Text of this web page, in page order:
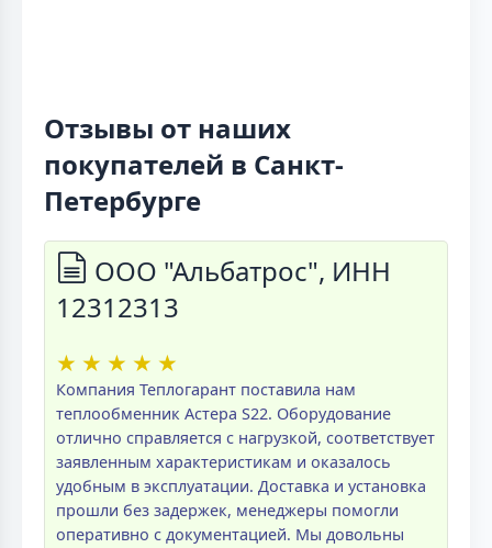
Отзывы от наших
покупателей в Санкт-
Петербурге
ООО "Альбатрос", ИНН
12312313
★ ★ ★ ★ ★
Компания Теплогарант поставила нам
теплообменник Астера S22. Оборудование
отлично справляется с нагрузкой, соответствует
заявленным характеристикам и оказалось
удобным в эксплуатации. Доставка и установка
прошли без задержек, менеджеры помогли
оперативно с документацией. Мы довольны